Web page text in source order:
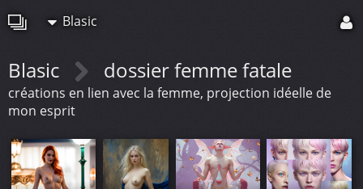
Blasic
Blasic dossier femme fatale
créations en lien avec la femme, projection idéelle de
mon esprit